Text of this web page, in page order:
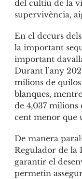
del cultiu de la
supervivència,
En el decurs
la important
important
Durant l’any
milions de
blanques,
de 4,037
cent menor que
De manera
Regulador de la
garantir el
permetin